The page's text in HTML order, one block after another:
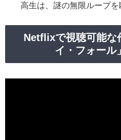
高生は、謎の無限ループ
Netflixで視聴可能な
イ・フォール